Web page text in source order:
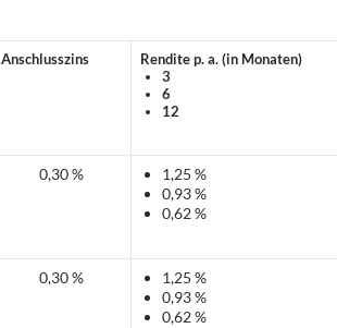
Anschlusszins
Rendite p. a. (in Monaten)
3
6
12
0,30 %
1,25 %
0,93 %
0,62 %
0,30 %
1,25 %
0,93 %
0,62 %